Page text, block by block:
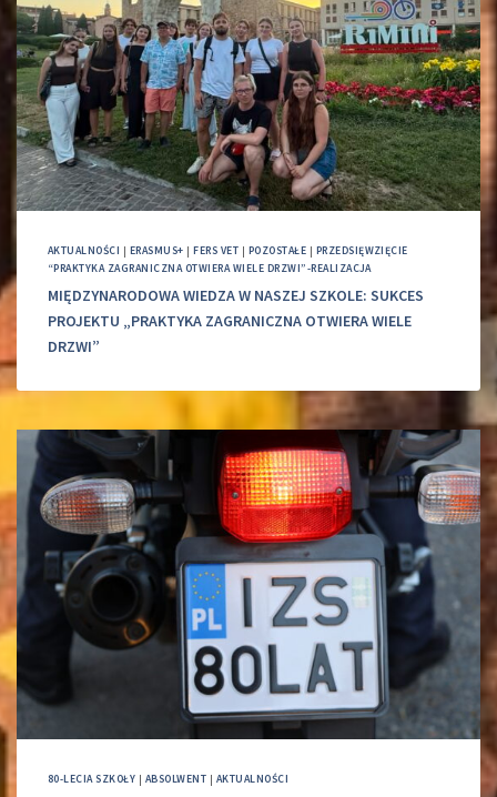
AKTUALNOŚCI | ERASMUS+ |FERS VET | POZOSTAŁE | PRZEDSIĘWZIĘCIE
“PRAKTYKA ZAGRANICZNA OTWIERA WIELE DRZWI”-REALIZACJA
MIĘDZYNARODOWA WIEDZA W NASZEJ SZKOLE: SUKCES
PROJEKTU „PRAKTYKA ZAGRANICZNA OTWIERA WIELE
DRZWI”
80-LECIA SZKOŁY | ABSOLWENT | AKTUALNOŚCI